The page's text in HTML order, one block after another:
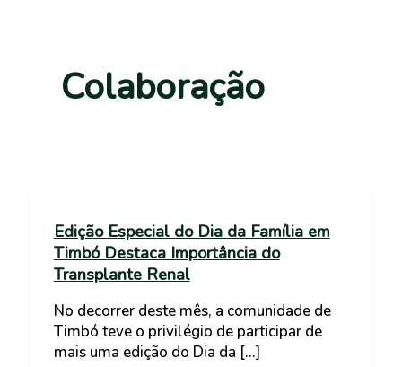
Colaboração
Edição Especial do Dia da Família em
Timbó Destaca Importância do
Transplante Renal
No decorrer deste mês, a comunidade de
Timbó teve o privilégio de participar de
mais uma edição do Dia da […]